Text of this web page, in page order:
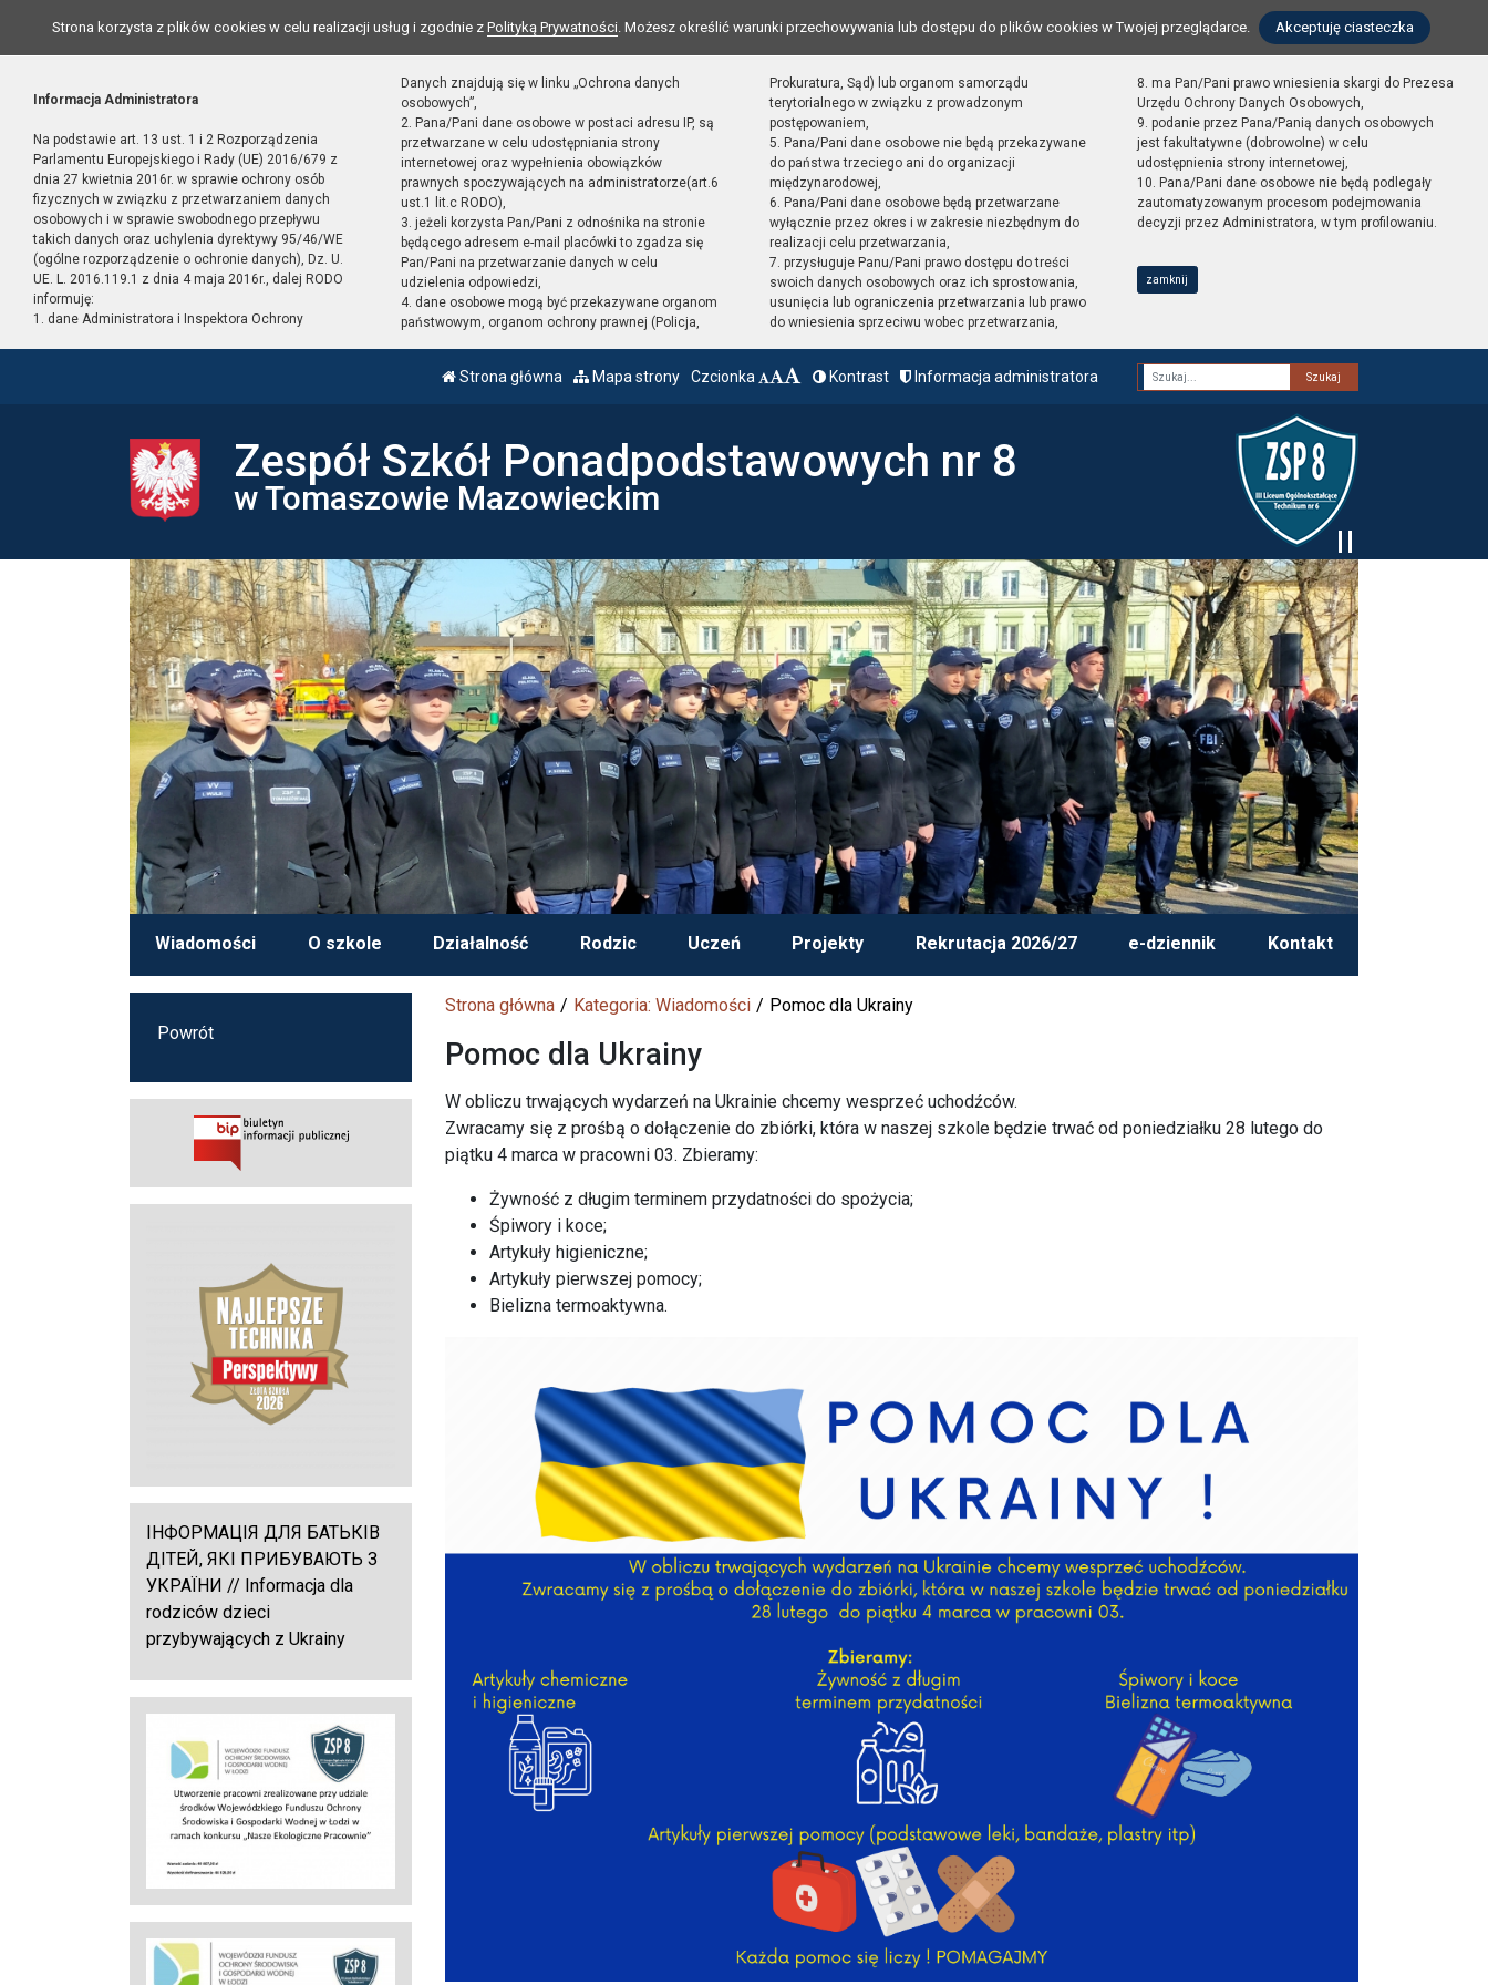
Strona korzysta z plików cookies w celu realizacji usług i zgodnie z Polityką Prywatności. Możesz określić warunki przechowywania lub dostępu do plików cookies w Twojej przeglądarce. Akceptuję ciasteczka
Informacja Administratora
Na podstawie art. 13 ust. 1 i 2 Rozporządzenia
Parlamentu Europejskiego i Rady (UE) 2016/679 z
dnia 27 kwietnia 2016r. w sprawie ochrony osób
fizycznych w związku z przetwarzaniem danych
osobowych i w sprawie swobodnego przepływu
takich danych oraz uchylenia dyrektywy 95/46/WE
(ogólne rozporządzenie o ochronie danych), Dz. U.
UE. L. 2016.119.1 z dnia 4 maja 2016r., dalej RODO
informuję:
1. dane Administratora i Inspektora Ochrony
Danych znajdują się w linku „Ochrona danych
osobowych”,
2. Pana/Pani dane osobowe w postaci adresu IP, są
przetwarzane w celu udostępniania strony
internetowej oraz wypełnienia obowiązków
prawnych spoczywających na administratorze(art.6
ust.1 lit.c RODO),
3. jeżeli korzysta Pan/Pani z odnośnika na stronie
będącego adresem e-mail placówki to zgadza się
Pan/Pani na przetwarzanie danych w celu
udzielenia odpowiedzi,
4. dane osobowe mogą być przekazywane organom
państwowym, organom ochrony prawnej (Policja,
Prokuratura, Sąd) lub organom samorządu
terytorialnego w związku z prowadzonym
postępowaniem,
5. Pana/Pani dane osobowe nie będą przekazywane
do państwa trzeciego ani do organizacji
międzynarodowej,
6. Pana/Pani dane osobowe będą przetwarzane
wyłącznie przez okres i w zakresie niezbędnym do
realizacji celu przetwarzania,
7. przysługuje Panu/Pani prawo dostępu do treści
swoich danych osobowych oraz ich sprostowania,
usunięcia lub ograniczenia przetwarzania lub prawo
do wniesienia sprzeciwu wobec przetwarzania,
8. ma Pan/Pani prawo wniesienia skargi do Prezesa
Urzędu Ochrony Danych Osobowych,
9. podanie przez Pana/Panią danych osobowych
jest fakultatywne (dobrowolne) w celu
udostępnienia strony internetowej,
10. Pana/Pani dane osobowe nie będą podlegały
zautomatyzowanym procesom podejmowania
decyzji przez Administratora, w tym profilowaniu.
zamknij
Strona główna Mapa strony Czcionka Kontrast Informacja administratora
Fraza
Zespół Szkół Ponadpodstawowych nr 8
w Tomaszowie Mazowieckim
Wiadomości O szkole Działalność Rodzic Uczeń Projekty Rekrutacja 2026/27 e-dziennik Kontakt
Strona główna Kategoria: Wiadomości Pomoc dla Ukrainy
Pomoc dla Ukrainy
W obliczu trwających wydarzeń na Ukrainie chcemy wesprzeć uchodźców.
Zwracamy się z prośbą o dołączenie do zbiórki, która w naszej szkole będzie trwać od poniedziałku 28 lutego do
piątku 4 marca w pracowni 03. Zbieramy:
Żywność z długim terminem przydatności do spożycia;
Śpiwory i koce;
Artykuły higieniczne;
Artykuły pierwszej pomocy;
Bielizna termoaktywna.
Powrót
ІНФОРМАЦІЯ ДЛЯ БАТЬКІВ
ДІТЕЙ, ЯКІ ПРИБУВАЮТЬ З
УКРАЇНИ // Informacja dla
rodziców dzieci
przybywających z Ukrainy